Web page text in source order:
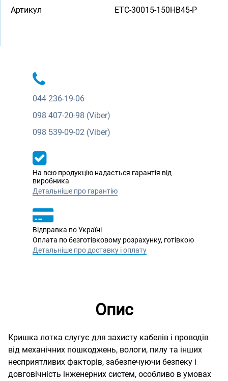
Артикул
ETC-30015-150HB45-P
044 236-19-06
098 407-20-98 (Viber)
098 539-09-02 (Viber)
На всю продукцію надається гарантія від
виробника
Детальніше про гарантію
Відправка по Україні
Оплата по безготівковому розрахунку, готівкою
Детальніше про доставку і оплату
Опис
Кришка лотка слугує для захисту кабелів і проводів
від механічних пошкоджень, вологи, пилу та інших
несприятливих факторів, забезпечуючи безпеку і
довговічність інженерних систем, особливо в умовах